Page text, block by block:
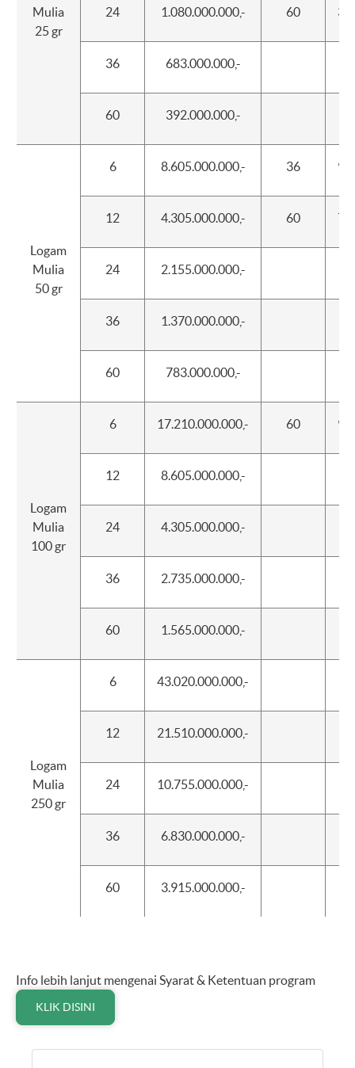
Mulia
25 gr
24 1.080.000.000,- 60
36 683.000.000,-
60 392.000.000,-
Logam
Mulia
50 gr
6 8.605.000.000,- 36
12 4.305.000.000,- 60
24 2.155.000.000,-
36 1.370.000.000,-
60 783.000.000,-
Logam
Mulia
100 gr
6 17.210.000.000,- 60
12 8.605.000.000,-
24 4.305.000.000,-
36 2.735.000.000,-
60 1.565.000.000,-
Logam
Mulia
250 gr
6 43.020.000.000,-
12 21.510.000.000,-
24 10.755.000.000,-
36 6.830.000.000,-
60 3.915.000.000,-
Info lebih lanjut mengenai Syarat & Ketentuan program
KLIK DISINI